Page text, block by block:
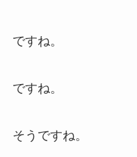
ですね。
ですね。
そうですね。